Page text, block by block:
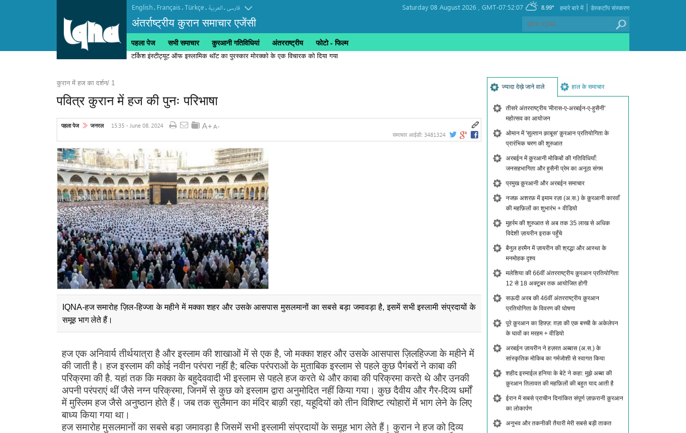
English. Français.Türkçe. العربیة.فارسی
अंतर्राष्ट्रीय कुरान समाचार एजेंसी
Saturday 08 August 2026 , GMT-07:52:07 8.99° डेस्कटॉप संस्करण
|
हमारे बारे में
पहला पेज सभी समाचार कुरआनी गतिविधियां अंतरराष्ट्रीय फोटो - फिल्म
टर्किश इंस्टीट्यूट ऑफ इस्लामिक थॉट का पुरस्कार मोरक्को के एक विचारक को दिया गया
कुरान में हज का दर्शन/ 1
पवित्र कुरान में हज की पुनः परिभाषा
पहला पेज जनरल 15:35 - June 08, 2024
समाचार आईडी: 3481324
IQNA-हज समारोह ज़िल-हिज्जा के महीने में मक्का शहर और उसके आसपास मुसलमानों का सबसे बड़ा जमावड़ा है, इसमें सभी इस्लामी संप्रदायों के
समूह भाग लेते हैं।
हज एक अनिवार्य तीर्थयात्रा है और इस्लाम की शाखाओं में से एक है, जो मक्का शहर और उसके आसपास ज़िलहिज्जा के महीने में
की जाती है। हज इस्लाम की कोई नवीन परंपरा नहीं है; बल्कि परंपराओं के मुताबिक इस्लाम से पहले कुछ पैगंबरों ने काबा की
परिक्रमा की है. यहां तक ​​कि मक्का के बहुदेववादी भी इस्लाम से पहले हज करते थे और काबा की परिक्रमा करते थे और उनकी
अपनी परंपराएं थीं जैसे नग्न परिक्रमा, जिनमें से कुछ को इस्लाम द्वारा अनुमोदित नहीं किया गया। कुछ दैवीय और गैर-दिव्य धर्मों
में मुस्लिम हज जैसे अनुष्ठान होते हैं। जब तक सुलैमान का मंदिर बाक़ी रहा, यहूदियों को तीन विशिष्ट त्योहारों में भाग लेने के लिए
बाध्य किया गया था।
हज समारोह मुसलमानों का सबसे बड़ा जमावड़ा है जिसमें सभी इस्लामी संप्रदायों के समूह भाग लेते हैं। कुरान ने हज को दिव्य
ज्यादा देख़े जाने वाले हाल के समाचार
तीसरे अंतरराष्ट्रीय 'मीरास-ए-अरबईन-ए-हुसैनी'
महोत्सव का आयोजन
ओमान में 'सुल्तान क़ाबूस' क़ुरआन प्रतियोगिता के
प्रारंभिक चरण की शुरुआत
अरबईन में क़ुरआनी मोकिबों की गतिविधियाँ:
जनसहभागिता और हुसैनी प्रेम का अनूठा संगम
प्रमुख क़ुरआनी और अरबईन समाचार
नजफ़ अशरफ़ में इमाम रज़ा (अ.स.) के क़ुरआनी कारवाँ
की महफ़िलों का शुभारंभ + वीडियो
मुहर्रम की शुरुआत से अब तक 35 लाख से अधिक
विदेशी ज़ायरीन इराक पहुँचे
बैनुल हरमैन में ज़ायरीन की श्रद्धा और आस्था के
मनमोहक दृश्य
मलेशिया की 66वीं अंतरराष्ट्रीय क़ुरआन प्रतियोगिता
12 से 18 अक्टूबर तक आयोजित होगी
सऊदी अरब की 46वीं अंतरराष्ट्रीय क़ुरआन
प्रतियोगिता के विवरण की घोषणा
पूरे क़ुरआन का हिफ़्ज़: ग़ज़ा की एक बच्ची के अकेलेपन
के घावों का मरहम + वीडियो
अरबईन ज़ायरीन ने हज़रत अब्बास (अ.स.) के
सांस्कृतिक मोकिब का गर्मजोशी से स्वागत किया
शहीद इस्माईल हनिया के बेटे ने कहा: मुझे अब्बा की
क़ुरआन तिलावत की महफ़िलों की बहुत याद आती है
ईरान में सबसे प्राचीन दिनांकित संपूर्ण ज़ाफ़रानी क़ुरआन
का लोकार्पण
अनुभव और तकनीकी तैयारी मेरी सबसे बड़ी ताकत